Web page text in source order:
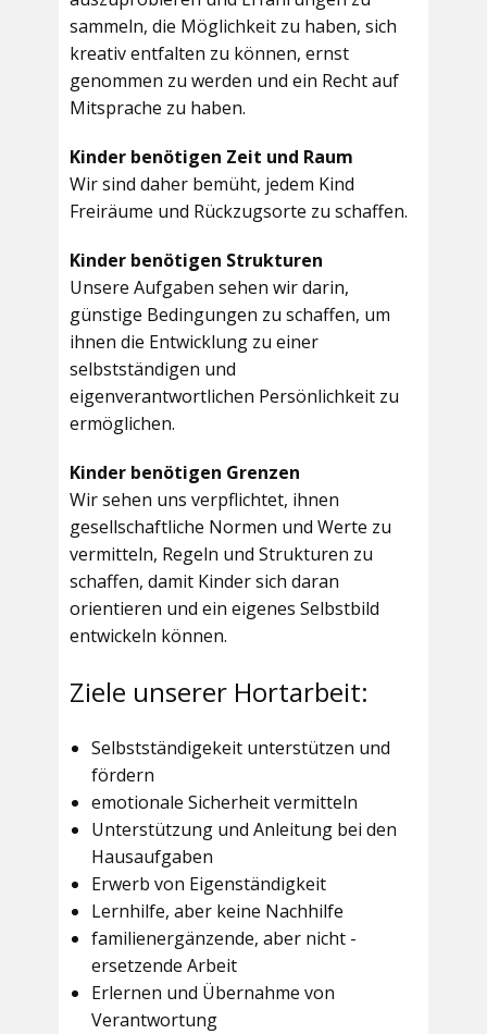
sammeln, die Möglichkeit zu haben, sich
kreativ entfalten zu können, ernst
genommen zu werden und ein Recht auf
Mitsprache zu haben.
Kinder benötigen Zeit und Raum
Wir sind daher bemüht, jedem Kind
Freiräume und Rückzugsorte zu schaffen.
Kinder benötigen Strukturen
Unsere Aufgaben sehen wir darin,
günstige Bedingungen zu schaffen, um
ihnen die Entwicklung zu einer
selbstständigen und
eigenverantwortlichen Persönlichkeit zu
ermöglichen.
Kinder benötigen Grenzen
Wir sehen uns verpflichtet, ihnen
gesellschaftliche Normen und Werte zu
vermitteln, Regeln und Strukturen zu
schaffen, damit Kinder sich daran
orientieren und ein eigenes Selbstbild
entwickeln können.
Ziele unserer Hortarbeit:
Selbstständigekeit unterstützen und
fördern
emotionale Sicherheit vermitteln
Unterstützung und Anleitung bei den
Hausaufgaben
Erwerb von Eigenständigkeit
Lernhilfe, aber keine Nachhilfe
familienergänzende, aber nicht -
ersetzende Arbeit
Erlernen und Übernahme von
Verantwortung